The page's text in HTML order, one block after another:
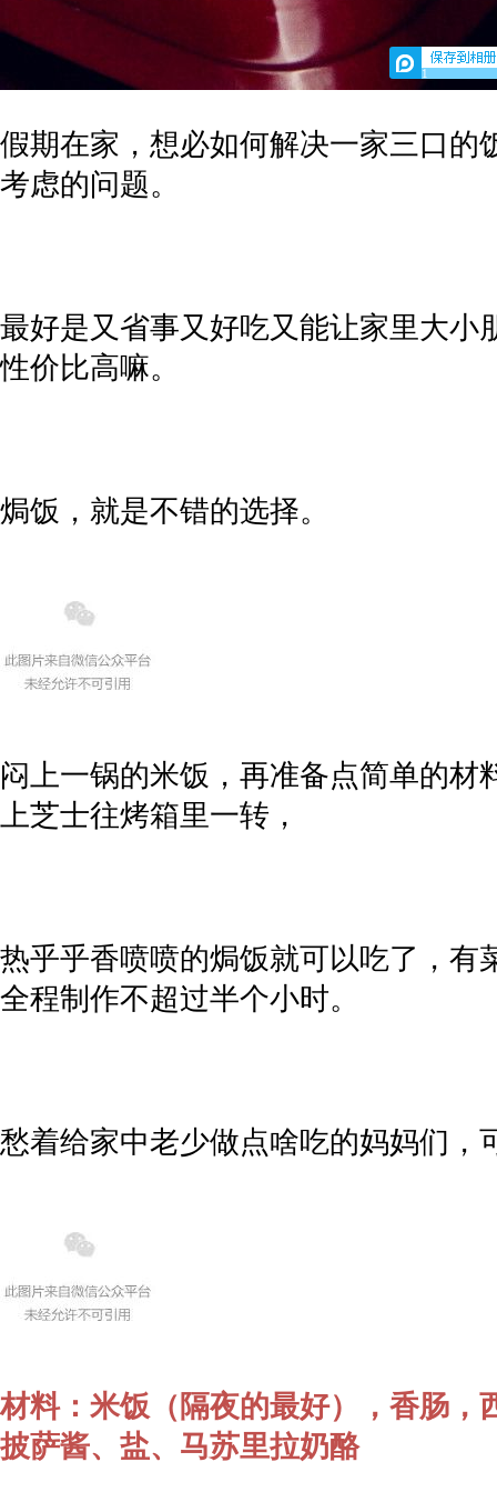
1
假期在家，想必如何解决一家三口的
考虑的问题。
最好是又省事又好吃又能让家里大小
性价比高嘛。
焗饭，就是不错的选择。
闷上一锅的米饭，再准备点简单的材
上芝士往烤箱里一转，
热乎乎香喷喷的焗饭就可以吃了，有
全程制作不超过半个小时。
愁着给家中老少做点啥吃的妈妈们，
材料：米饭（隔夜的最好），香肠，
披萨酱、盐、马苏里拉奶酪